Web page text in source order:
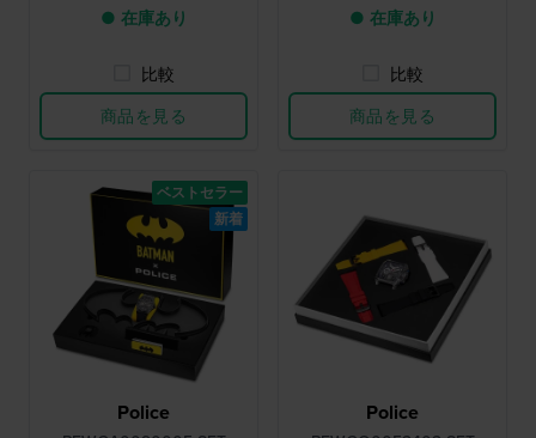
● 在庫あり
比較
商品を見る
● 在庫あり
比較
商品を見る
Police
ベストセラー
新着
Police